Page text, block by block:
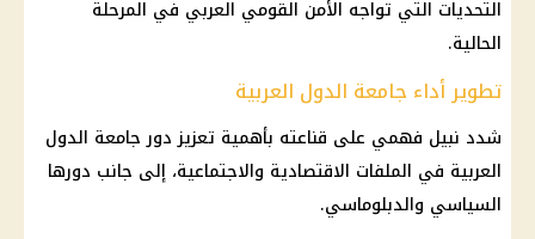
التحديات التي تواجه الأمن القومي العربي في المرحلة
الحالية.
تطوير أداء جامعة الدول العربية
شدد نبيل فهمي على قناعته بأهمية تعزيز دور جامعة الدول
العربية في الملفات الاقتصادية والاجتماعية، إلى جانب دورها
السياسي والدبلوماسي.